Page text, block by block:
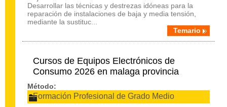
Desarrollar las técnicas y destrezas idóneas para la
reparación de instalaciones de baja y media tensión,
mediante la sustituc...
Temario
Cursos de Equipos Electrónicos de
Consumo 2026 en malaga provincia
Método:
Formación Profesional de Grado Medio